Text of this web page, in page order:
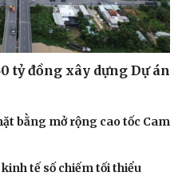
tỷ đồng xây dựng Dự án
bằng mở rộng cao tốc Cam
tế số chiếm tối thiểu